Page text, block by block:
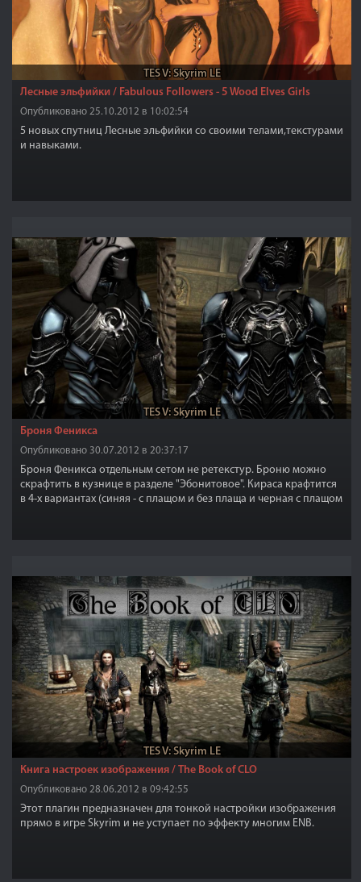
TES V: Skyrim LE
Лесные эльфийки / Fabulous Followers - 5 Wood Elves Girls
Опубликовано 25.10.2012 в 10:02:54
5 новых спутниц Лесные эльфийки со своими телами,текстурами
и навыками.
TES V: Skyrim LE
Броня Феникса
Опубликовано 30.07.2012 в 20:37:17
Броня Феникса отдельным сетом не ретекстур. Броню можно
скрафтить в кузнице в разделе "Эбонитовое". Кираса крафтится
в 4-х вариантах (синяя - с плащом и без плаща и черная с плащом
TES V: Skyrim LE
Книга настроек изображения / The Book of CLO
Опубликовано 28.06.2012 в 09:42:55
Этот плагин предназначен для тонкой настройки изображения
прямо в игре Skyrim и не уступает по эффекту многим ENB.